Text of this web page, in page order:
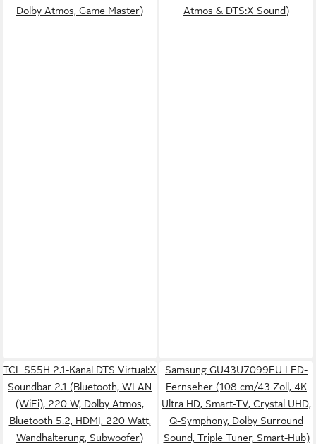
Dolby Atmos, Game Master)
Atmos & DTS:X Sound)
TCL S55H 2.1-Kanal DTS Virtual:X
Soundbar 2.1 (Bluetooth, WLAN
(WiFi), 220 W, Dolby Atmos,
Bluetooth 5.2, HDMI, 220 Watt,
Wandhalterung, Subwoofer)
Samsung GU43U7099FU LED-
Fernseher (108 cm/43 Zoll, 4K
Ultra HD, Smart-TV, Crystal UHD,
Q-Symphony, Dolby Surround
Sound, Triple Tuner, Smart-Hub)